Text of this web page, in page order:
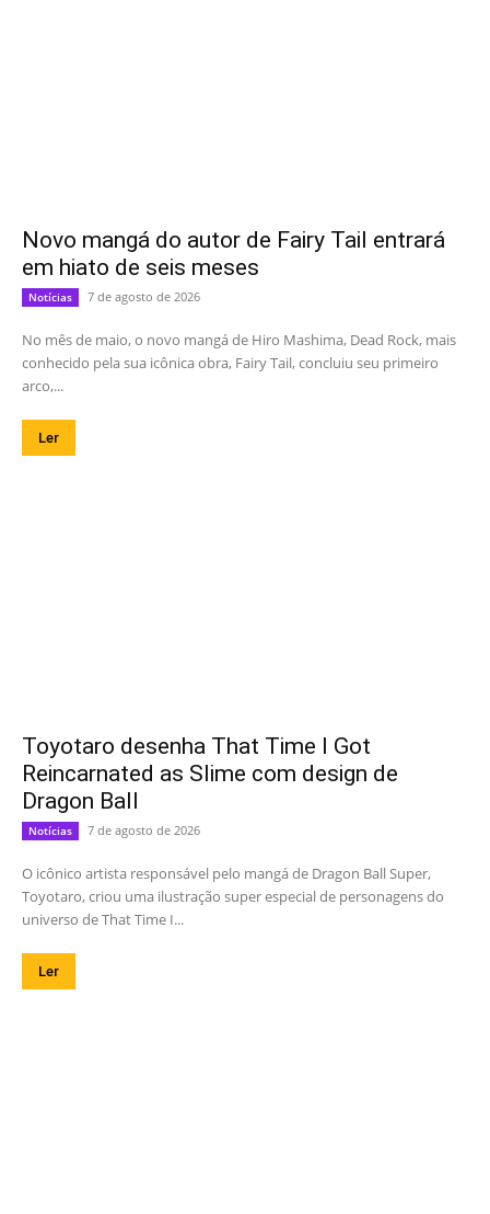
Novo mangá do autor de Fairy Tail entrará
em hiato de seis meses
Notícias 7 de agosto de 2026
No mês de maio, o novo mangá de Hiro Mashima, Dead Rock, mais
conhecido pela sua icônica obra, Fairy Tail, concluiu seu primeiro
arco,...
Ler
Toyotaro desenha That Time I Got
Reincarnated as Slime com design de
Dragon Ball
Notícias 7 de agosto de 2026
O icônico artista responsável pelo mangá de Dragon Ball Super,
Toyotaro, criou uma ilustração super especial de personagens do
universo de That Time I...
Ler